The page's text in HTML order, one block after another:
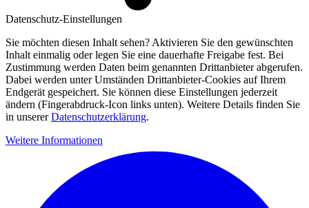
Datenschutz-Einstellungen
Sie möchten diesen Inhalt sehen? Aktivieren Sie den gewünschten
Inhalt einmalig oder legen Sie eine dauerhafte Freigabe fest. Bei
Zustimmung werden Daten beim genannten Drittanbieter abgerufen.
Dabei werden unter Umständen Drittanbieter-Cookies auf Ihrem
Endgerät gespeichert. Sie können diese Einstellungen jederzeit
ändern (Fingerabdruck-Icon links unten). Weitere Details finden Sie
in unsererDatenschutzerklärung.
Weitere Informationen